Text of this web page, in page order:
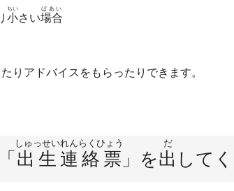
小
ちい
さい場合
ばあい
たりアドバイスをもらったりできます。
出生連絡票
しゅっせいれんらくひょう
」を出
だ
して